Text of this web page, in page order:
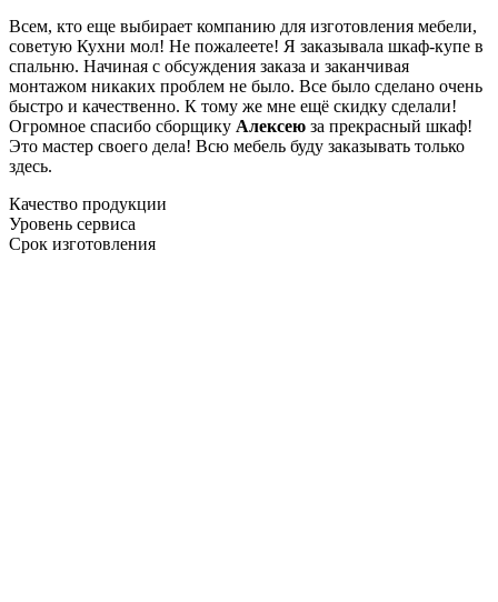
Всем, кто еще выбирает компанию для изготовления мебели,
советую Кухни мол! Не пожалеете! Я заказывала шкаф-купе в
спальню. Начиная с обсуждения заказа и заканчивая
монтажом никаких проблем не было. Все было сделано очень
быстро и качественно. К тому же мне ещё скидку сделали!
Огромное спасибо сборщику Алексею за прекрасный шкаф!
Это мастер своего дела! Всю мебель буду заказывать только
здесь.
Качество продукции
Уровень сервиса
Срок изготовления